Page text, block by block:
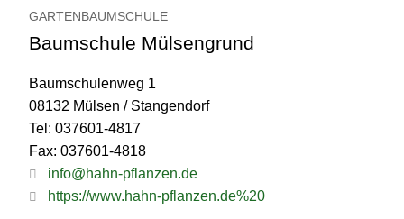
GARTENBAUMSCHULE
Baumschule Mülsengrund
Baumschulenweg 1
08132 Mülsen / Stangendorf
Tel: 037601-4817
Fax: 037601-4818
info@hahn-pflanzen.de
https://www.hahn-pflanzen.de%20